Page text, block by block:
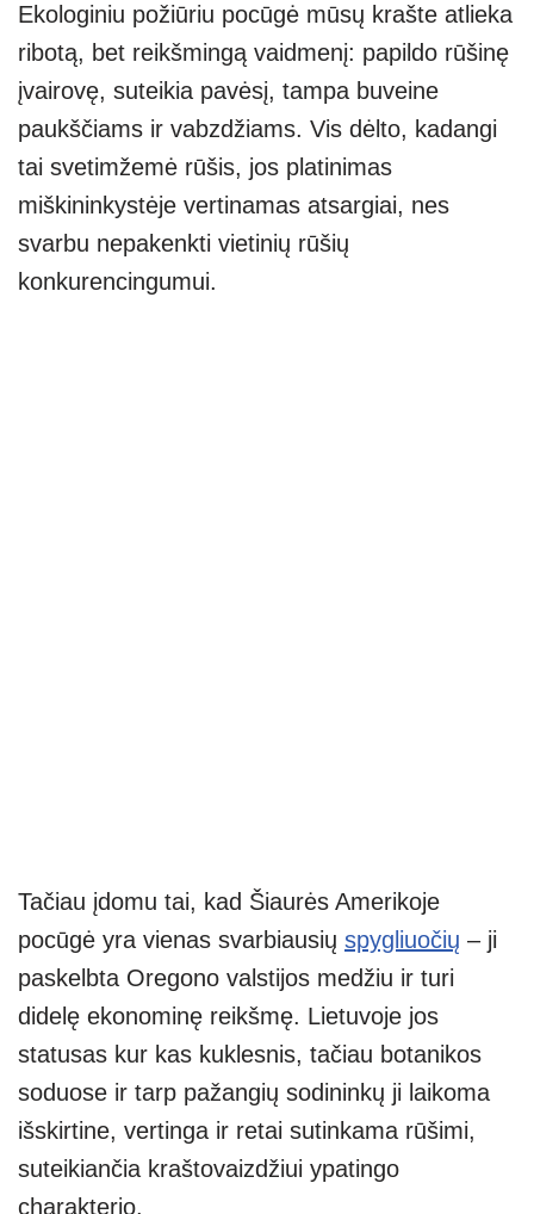
Ekologiniu požiūriu pocūgė mūsų krašte atlieka
ribotą, bet reikšmingą vaidmenį: papildo rūšinę
įvairovę, suteikia pavėsį, tampa buveine
paukščiams ir vabzdžiams. Vis dėlto, kadangi
tai svetimžemė rūšis, jos platinimas
miškininkystėje vertinamas atsargiai, nes
svarbu nepakenkti vietinių rūšių
konkurencingumui.
Tačiau įdomu tai, kad Šiaurės Amerikoje
pocūgė yra vienas svarbiausių spygliuočių – ji
paskelbta Oregono valstijos medžiu ir turi
didelę ekonominę reikšmę. Lietuvoje jos
statusas kur kas kuklesnis, tačiau botanikos
soduose ir tarp pažangių sodininkų ji laikoma
išskirtine, vertinga ir retai sutinkama rūšimi,
suteikiančia kraštovaizdžiui ypatingo
charakterio.